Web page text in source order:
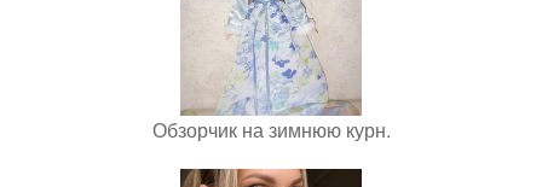
Обзорчик на зимнюю курн.